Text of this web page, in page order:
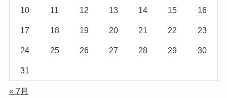
10 11 12 13 14 15 16
17 18 19 20 21 22 23
24 25 26 27 28 29 30
31
« 7月